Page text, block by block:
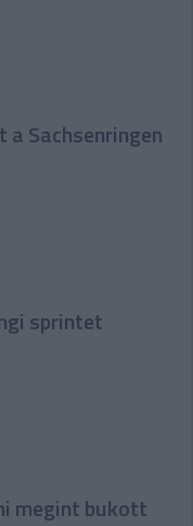
Sachsenringen
sprintet
megint bukott